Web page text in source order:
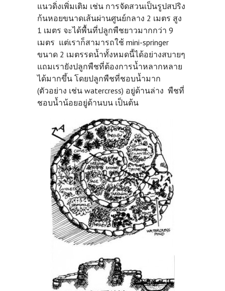
แนวดิ่งเพิ่มเติม เช่น การจัดสวนเป็นรูปสปริง
ก้นหอยขนาดเส้นผ่านศูนย์กลาง 2 เมตร สูง
1 เมตร จะได้พื้นที่ปลูกพืชยาวมากกว่า 9
เมตร แต่เราก็สามารถใช้ mini-springer
ขนาด 2 เมตรรดน้ำทั้งหมดนี้ได้อย่างสบายๆ
แถมเรายังปลูกพืชที่ต้องการน้ำหลากหลาย
ได้มากขึ้น โดยปลูกพืชที่ชอบน้ำมาก
(ตัวอย่าง เช่น watercress) อยู่ด้านล่าง พืชที่
ชอบน้ำน้อยอยู่ด้านบน เป็นต้น